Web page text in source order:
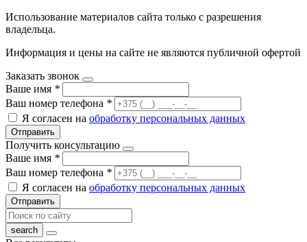
Использование материалов сайта только с разрешения
владельца.
Информация и цены на сайте не являются публичной офертой
Заказать звонок
Ваше имя *
Ваш номер телефона *
Я согласен на обработку персональных данных
Отправить
Получить консультацию
Ваше имя *
Ваш номер телефона *
Я согласен на обработку персональных данных
Отправить